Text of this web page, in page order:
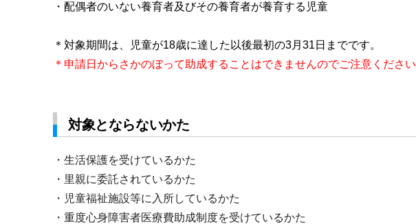
・配偶者のいない養育者及びその養育者が養育する児童
＊対象期間は、児童が18歳に達した以後最初の3月31日までです。
＊申請日からさかのぼって助成することはできませんのでご注意ください
対象とならないかた
・生活保護を受けているかた
・里親に委託されているかた
・児童福祉施設等に入所しているかた
・重度心身障害者医療費助成制度を受けているかた